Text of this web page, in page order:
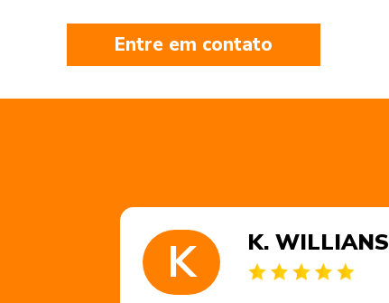
Entre em contato
K K. WILLIANS